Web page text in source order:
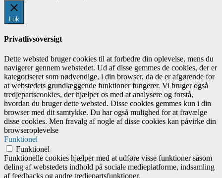
Luk
Privatlivsoversigt
Dette websted bruger cookies til at forbedre din oplevelse, mens du
navigerer gennem webstedet. Ud af disse gemmes de cookies, der er
kategoriseret som nødvendige, i din browser, da de er afgørende for
at webstedets grundlæggende funktioner fungerer. Vi bruger også
tredjepartscookies, der hjælper os med at analysere og forstå,
hvordan du bruger dette websted. Disse cookies gemmes kun i din
browser med dit samtykke. Du har også mulighed for at fravælge
disse cookies. Men fravalg af nogle af disse cookies kan påvirke din
browseroplevelse
Funktionel
Funktionel
Funktionelle cookies hjælper med at udføre visse funktioner såsom
deling af webstedets indhold på sociale medieplatforme, indsamling
af feedbacks og andre tredjepartsfunktioner.